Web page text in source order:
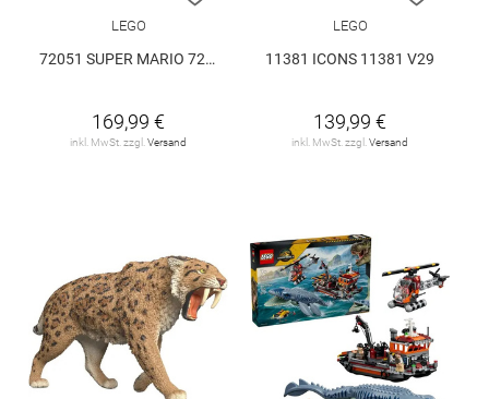
LEGO
72051 SUPER MARIO 72051 V29
169,99 €
inkl. MwSt. zzgl. Versand
LEGO
11381 ICONS 11381 V29
139,99 €
inkl. MwSt. zzgl. Versand